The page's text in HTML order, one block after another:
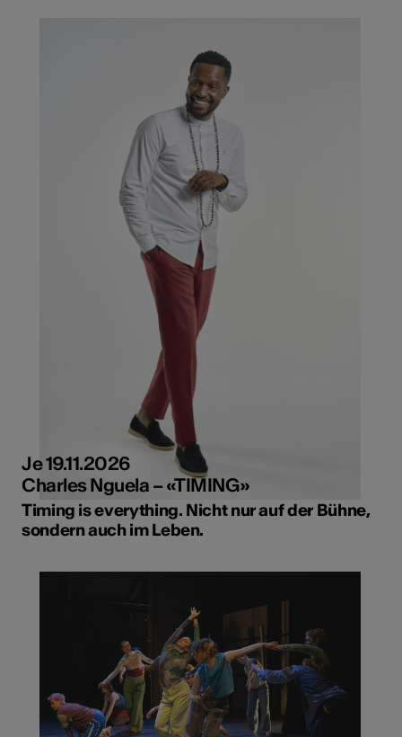
Je 19.11.2026
Charles Nguela – «TIMING»
Timing is everything. Nicht nur auf der Bühne,
sondern auch im Leben.